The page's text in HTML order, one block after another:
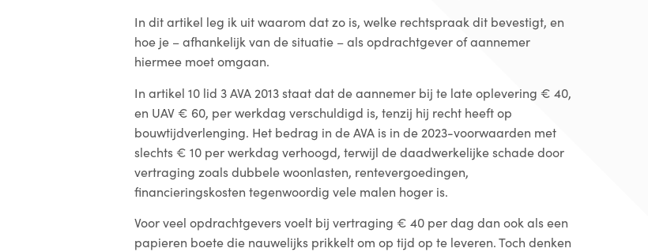
In dit artikel leg ik uit waarom dat zo is, welke rechtspraak dit bevestigt, en
hoe je – afhankelijk van de situatie – als opdrachtgever of aannemer
hiermee moet omgaan.
In artikel 10 lid 3 AVA 2013 staat dat de aannemer bij te late oplevering € 40,
en UAV € 60, per werkdag verschuldigd is, tenzij hij recht heeft op
bouwtijdverlenging. Het bedrag in de AVA is in de 2023-voorwaarden met
slechts € 10 per werkdag verhoogd, terwijl de daadwerkelijke schade door
vertraging zoals dubbele woonlasten, rentevergoedingen,
financieringskosten tegenwoordig vele malen hoger is.
Voor veel opdrachtgevers voelt bij vertraging € 40 per dag dan ook als een
papieren boete die nauwelijks prikkelt om op tijd op te leveren. Toch denken